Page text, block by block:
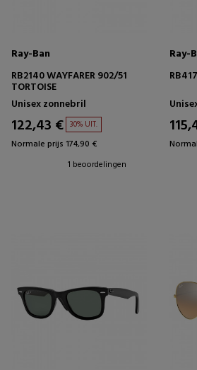
Ray-Ban
RB2140 WAYFARER 902/51
TORTOISE
Unisex zonnebril
122,43 € 30% UIT.
Normale prijs 174,90 €
1 beoordelingen
Ray-